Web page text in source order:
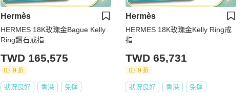
Hermès
HERMES 18K玫瑰金Bague Kelly
Ring鑽石戒指
TWD 165,575
9 折
狀況良好 香港 免運
Hermès
HERMES 18K玫瑰金Kelly Ring戒
指
TWD 65,731
9 折
狀況良好 香港 免運